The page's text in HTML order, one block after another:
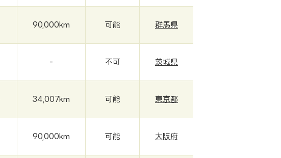
90,000km 可能 群馬県
- 不可 茨城県
34,007km 可能 東京都
90,000km 可能 大阪府